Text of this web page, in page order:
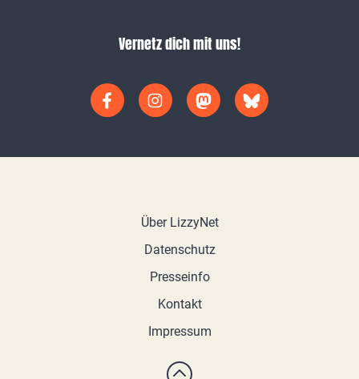
Vernetz dich mit uns!
Über LizzyNet
Datenschutz
Presseinfo
Kontakt
Impressum